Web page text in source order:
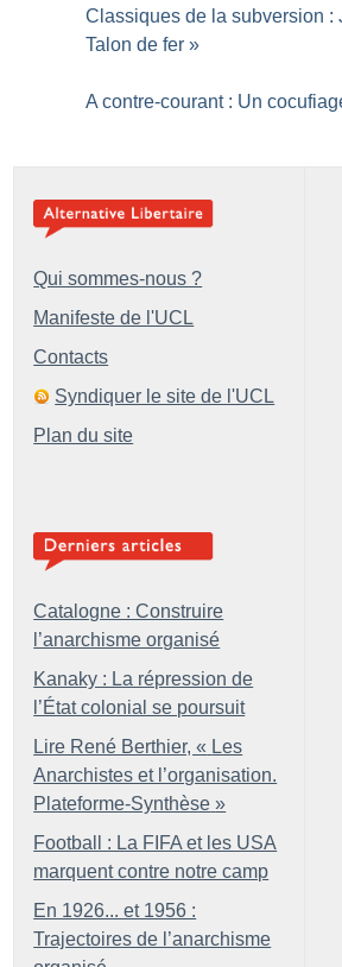
Classiques de la subversion :
Talon de fer »
A contre-courant : Un
Qui sommes-nous ?
Manifeste de l'UCL
Contacts
Syndiquer le site de l'UCL
Plan du site
Catalogne : Construire
l’anarchisme organisé
Kanaky : La répression de
l’État colonial se poursuit
Lire René Berthier, « Les
Anarchistes et l’organisation.
Plateforme-Synthèse »
Football : La FIFA et les USA
marquent contre notre camp
En 1926... et 1956 :
Trajectoires de l’anarchisme